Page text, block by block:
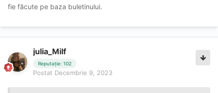
fie făcute pe baza buletinului.
julia_Milf
Reputație: 102
Postat Decembrie 9, 2023